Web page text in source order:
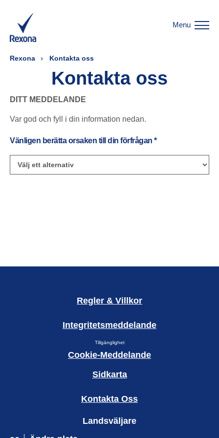
Menu
Rexona Kontakta oss
Kontakta oss
DITT MEDDELANDE
Var god och fyll i din information nedan.
Vänligen berätta orsaken till din förfrågan *
Regler & Villkor
Integritetsmeddelande
Tillgänglighet
Cookie-Meddelande
Sidkarta
Kontakta Oss
Landsväljare